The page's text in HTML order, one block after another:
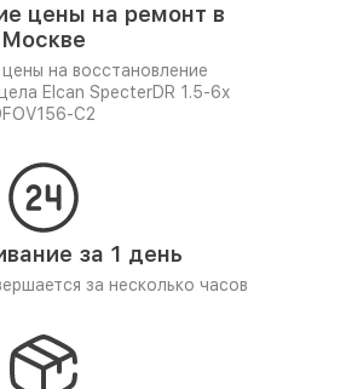
цены на ремонт в
Москве
на восстановление
Elcan SpecterDR 1.5-6x
C2
за 1 день
за несколько часов